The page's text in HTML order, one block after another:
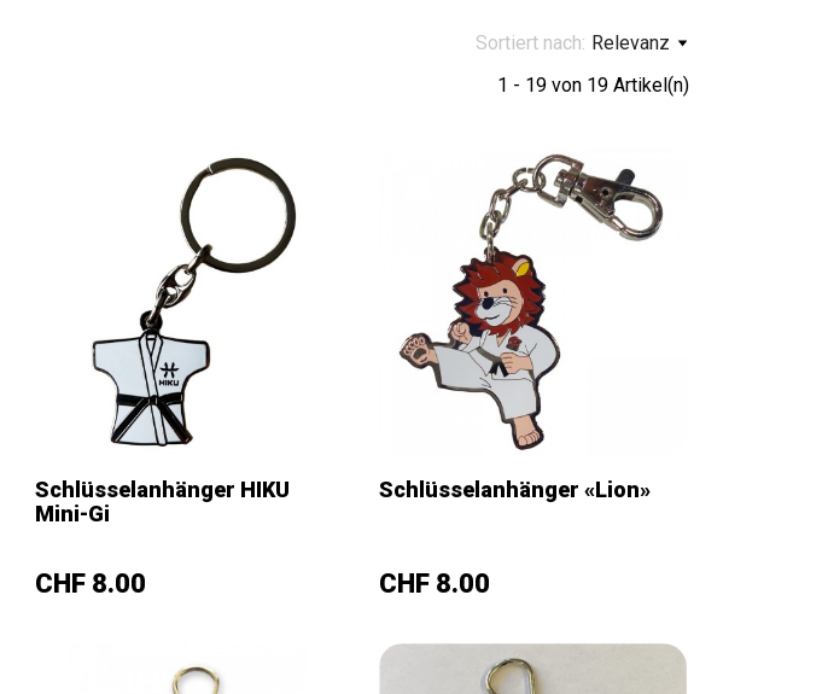
Sortiert nach: Relevanz
1 - 19 von 19 Artikel(n)
Schlüsselanhänger HIKU
Mini-Gi
Preis
CHF 8.00
Schlüsselanhänger «Lion»
Preis
CHF 8.00